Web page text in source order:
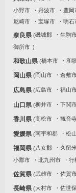
小野市
丹波市 豊岡
尼崎市
宝塚市 明石
奈良県 磯城郡 生駒
御所市
和歌山県 橋本市 和
岡山県 岡山市 倉敷
広島県 広島市 福山
山口県 柳井市 下関
香川県 高松市 観音
愛媛県 南宇和郡 松
福岡県 八女郡 久留
小郡市
北九州市 行
佐賀県 武雄市 佐賀
長崎県 大村市 佐世